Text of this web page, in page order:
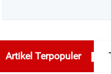
Artikel Terpopuler